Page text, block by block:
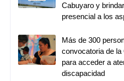
Cabuyaro y
presencial a los
Más de 300
convocatoria de
para acceder a
discapacidad